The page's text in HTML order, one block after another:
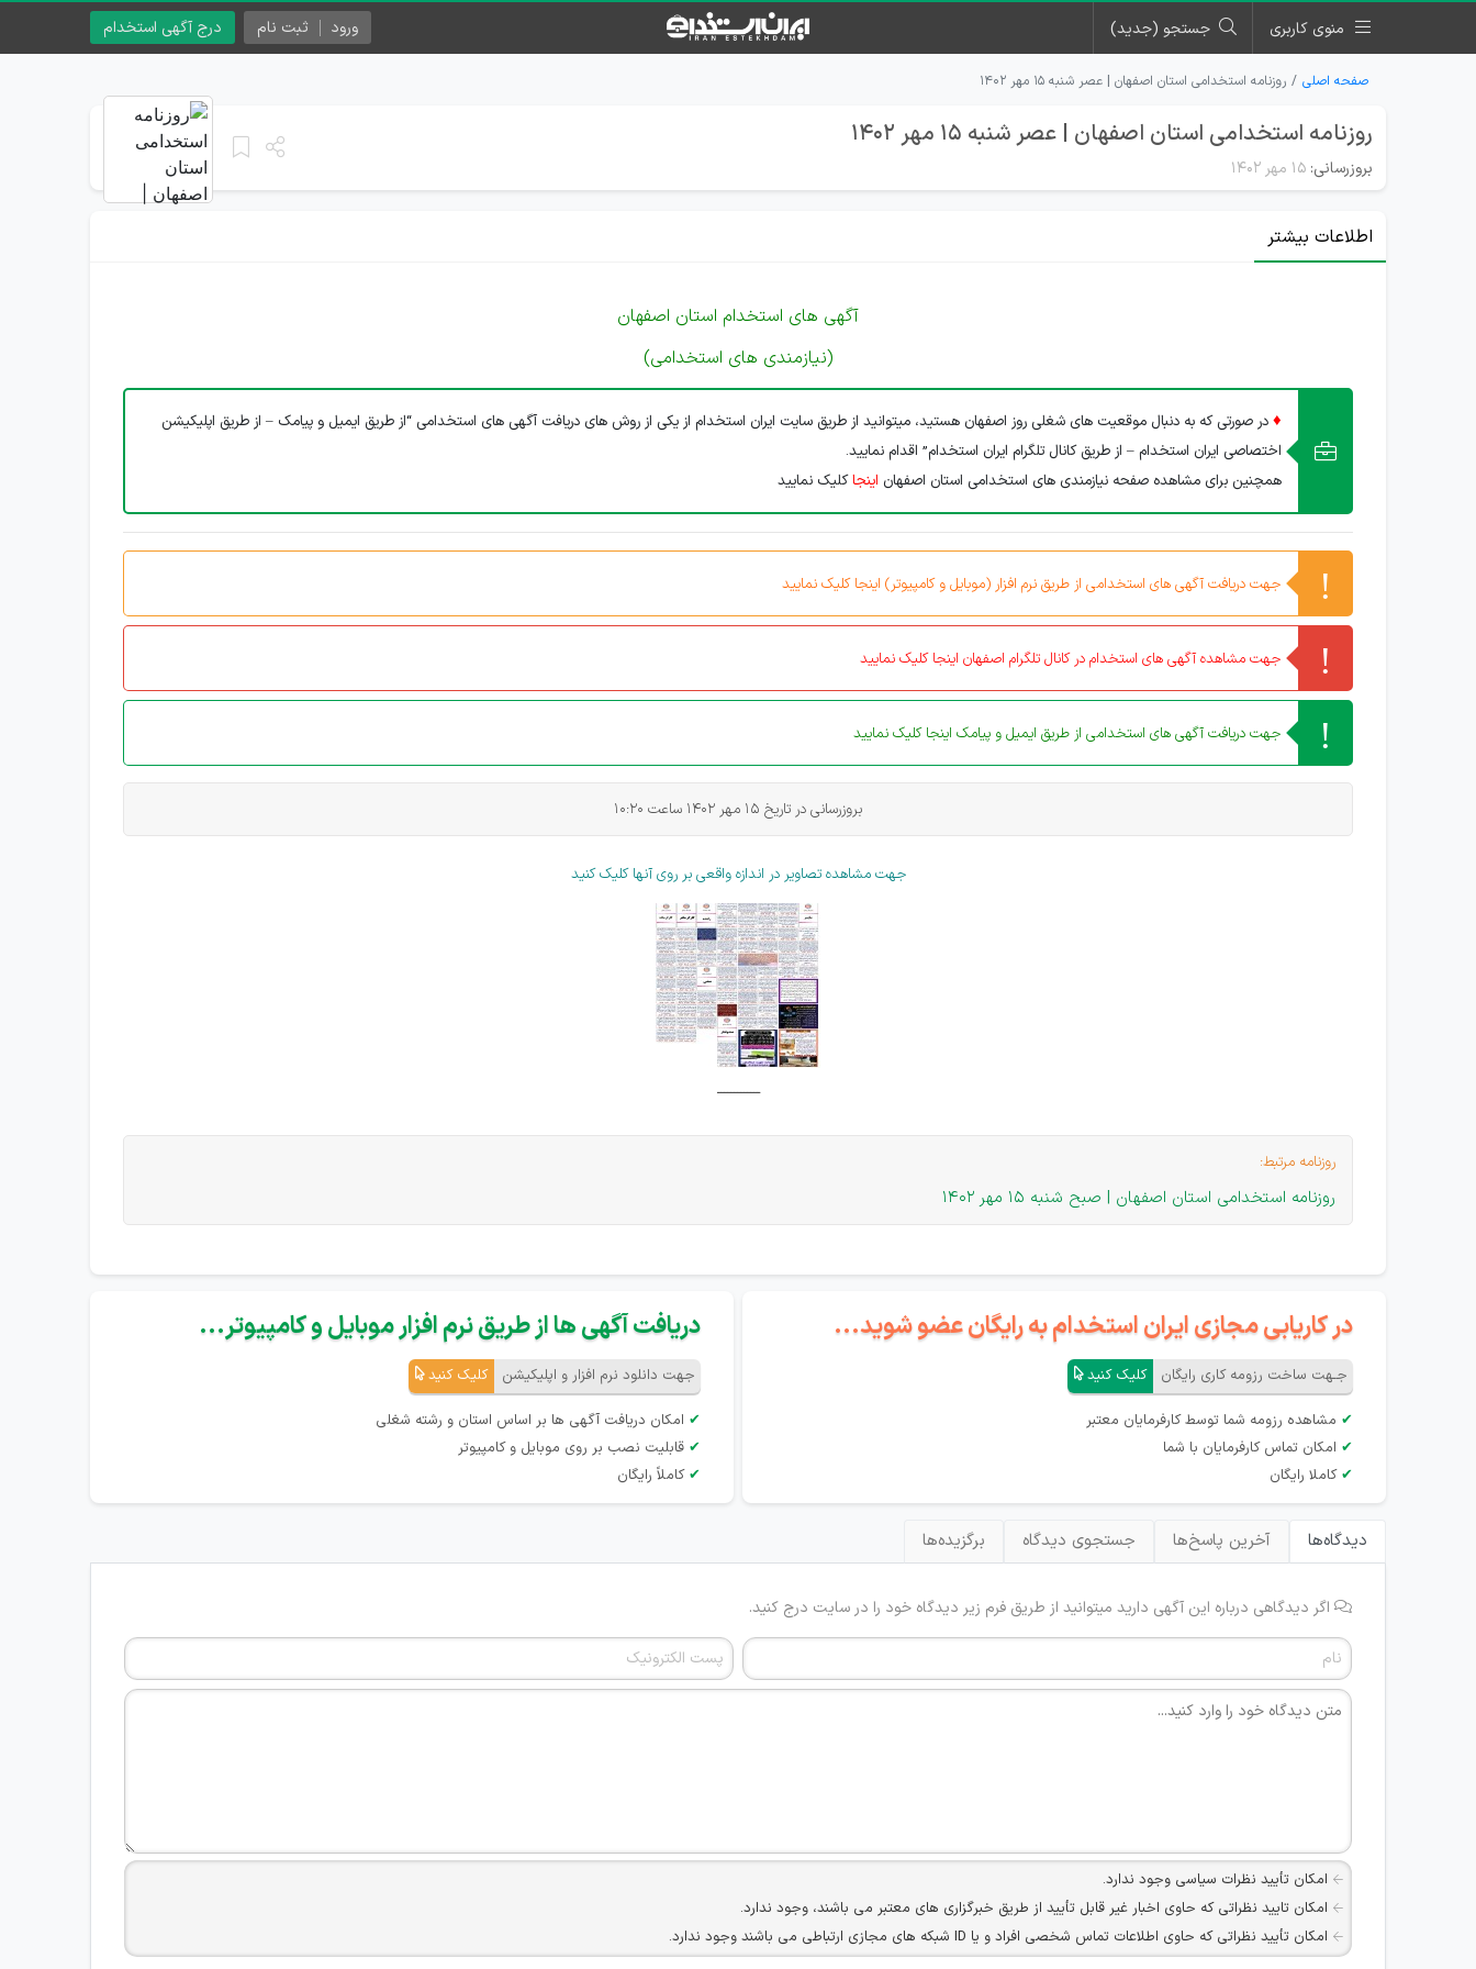
منوی کاربری جستجو (جدید) درج آگهی استخدام ورود ثبت نام
صفحه اصلی روزنامه استخدامی استان اصفهان | عصر شنبه ۱۵ مهر ۱۴۰۲
روزنامه استخدامی استان اصفهان | عصر شنبه 15 مهر 1402
بروزرسانی: ۱۵ مهر ۱۴۰۲
اطلاعات بیشتر
آگهی های استخدام استان اصفهان
(نیازمندی های استخدامی)
♦ در صورتی که به دنبال موقعیت های شغلی روز اصفهان هستید، میتوانید از طریق سایت ایران استخدام از یکی از روش های دریافت آگهی های استخدامی “از طریق ایمیل و پیامک – از طریق اپلیکیشن
اختصاصی ایران استخدام – از طریق کانال تلگرام ایران استخدام” اقدام نمایید.
همچنین برای مشاهده صفحه نیازمندی های استخدامی استان اصفهان اینجاکلیک نمایید
جهت دریافت آگهی های استخدامی از طریق نرم افزار (موبایل و کامپیوتر) اینجا کلیک نمایید
جهت مشاهده آگهی های استخدام در کانال تلگرام اصفهان اینجا کلیک نمایید
جهت دریافت آگهی های استخدامی از طریق ایمیل و پیامک اینجا کلیک نمایید
بروزرسانی در تاریخ 15 مهر 1402 ساعت 10:20
جهت مشاهده تصاویر در اندازه واقعی بر روی آنها کلیک کنید
ـــــــــــــ
روزنامه مرتبط:
روزنامه استخدامی استان اصفهان | صبح شنبه 15 مهر 1402
در کاریابی مجازی ایران استخدام به رایگان عضو شوید...
جـهت ساخت رزومه کاری رایگان کلیک کنید
✔ مشاهده رزومه شما توسط کارفرمایان معتبر
✔ امکان تماس کارفرمایان با شما
✔ کاملا رایگان
دریافت آگهی ها از طریق نرم افزار موبایل و کامپیوتر...
جهت دانلود نرم افزار و اپلیکیشن کلیک کنید
✔ امکان دریافت آگهی ها بر اساس استان و رشته شغلی
✔ قابلیت نصب بر روی موبایل و کامپیوتر
✔ کاملاً رایگان
دیدگاه‌ها آخرین پاسخ‌ها جستجوی دیدگاه برگزیده‌ها
اگر دیدگاهی درباره این آگهی دارید میتوانید از طریق فرم زیر دیدگاه خود را در سایت درج کنید.
امکان تأیید نظرات سیاسی وجود ندارد.
امکان تایید نظراتی که حاوی اخبار غیر قابل تأیید از طریق خبرگزاری های معتبر می باشند، وجود ندارد.
امکان تأیید نظراتی که حاوی اطلاعات تماس شخصی افراد و یا ID شبکه های مجازی ارتباطی می باشند وجود ندارد.